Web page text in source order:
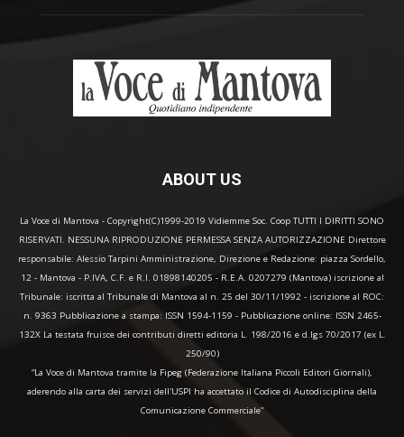
ABOUT US
La Voce di Mantova - Copyright(C)1999-2019 Vidiemme Soc. Coop TUTTI I DIRITTI SONO
RISERVATI. NESSUNA RIPRODUZIONE PERMESSA SENZA AUTORIZZAZIONE Direttore
responsabile: Alessio Tarpini Amministrazione, Direzione e Redazione: piazza Sordello,
12 - Mantova - P.IVA, C.F. e R.I. 01898140205 - R.E.A. 0207279 (Mantova) iscrizione al
Tribunale: iscritta al Tribunale di Mantova al n. 25 del 30/11/1992 - iscrizione al ROC:
n. 9363 Pubblicazione a stampa: ISSN 1594-1159 - Pubblicazione online: ISSN 2465-
132X La testata fruisce dei contributi diretti editoria L. 198/2016 e d.lgs 70/2017 (ex L.
250/90)
“La Voce di Mantova tramite la Fipeg (Federazione Italiana Piccoli Editori Giornali),
aderendo alla carta dei servizi dell'USPI ha accettato il Codice di Autodisciplina della
Comunicazione Commerciale"